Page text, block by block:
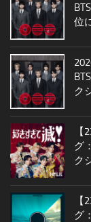
位
ク
グ
ク
グ